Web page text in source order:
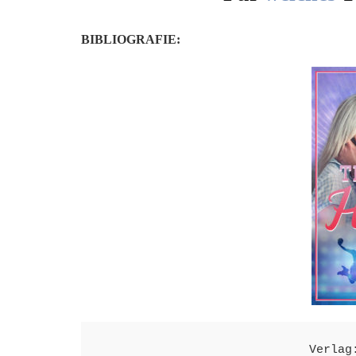
BIBLIOGRAFIE: